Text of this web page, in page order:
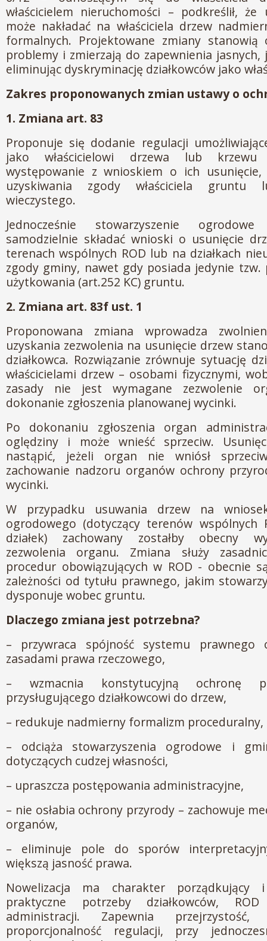
właścicielem nieruchomości – podkreślił, że
może nakładać na właściciela drzew
formalnych. Projektowane zmiany
problemy i zmierzają do zapewnienia jasnych,
eliminując dyskryminację działkowców jako
Zakres proponowanych zmian ustawy o
1. Zmiana art. 83
Proponuje się dodanie regulacji
jako właścicielowi drzewa lub krzewu
występowanie z wnioskiem o ich usunięcie,
uzyskiwania zgody właściciela gruntu
wieczystego.
Jednocześnie stowarzyszenie
samodzielnie składać wnioski o usunięcie
terenach wspólnych ROD lub na działkach
zgody gminy, nawet gdy posiada jedynie tzw.
użytkowania (art.252 KC) gruntu.
2. Zmiana art. 83f ust. 1
Proponowana zmiana wprowadza
uzyskania zezwolenia na usunięcie drzew
działkowca. Rozwiązanie zrównuje sytuację
właścicielami drzew – osobami fizycznymi,
zasady nie jest wymagane zezwolenie
dokonanie zgłoszenia planowanej wycinki.
Po dokonaniu zgłoszenia organ
oględziny i może wnieść sprzeciw.
nastąpić, jeżeli organ nie wniósł
zachowanie nadzoru organów ochrony
wycinki.
W przypadku usuwania drzew na
ogrodowego (dotyczący terenów wspólnych
działek) zachowany zostałby obecny
zezwolenia organu. Zmiana służy
procedur obowiązujących w ROD - obecnie
zależności od tytułu prawnego, jakim
dysponuje wobec gruntu.
Dlaczego zmiana jest potrzebna?
– przywraca spójność systemu prawnego
zasadami prawa rzeczowego,
– wzmacnia konstytucyjną ochronę
przysługującego działkowcowi do drzew,
– redukuje nadmierny formalizm proceduralny,
– odciąża stowarzyszenia ogrodowe i
dotyczących cudzej własności,
– upraszcza postępowania administracyjne,
– nie osłabia ochrony przyrody – zachowuje
organów,
– eliminuje pole do sporów
większą jasność prawa.
Nowelizacja ma charakter
praktyczne potrzeby działkowców,
administracji. Zapewnia
proporcjonalność regulacji, przy